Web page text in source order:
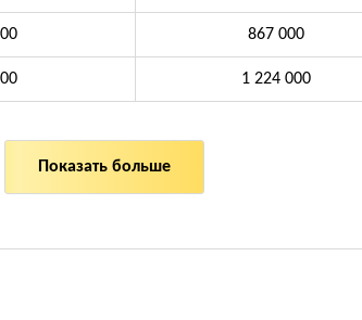
867 000
1 224 000
Показать больше